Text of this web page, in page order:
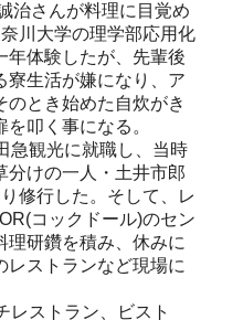
治さんが料理に目覚め
川大学の理学部応用化
年体験したが、先輩後
寮生活が嫌になり、ア
とき始めた自炊がき
叩く事になる。
急観光に就職し、当時
分けの一人・土井市郎
修行した。そして、レ
コックドール)のセン
理研鑽を積み、休みに
レストランなど現場に
レストラン、ビスト